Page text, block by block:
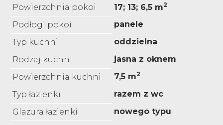
Powierzchnia pokoi 17; 13; 6,5 m2
Podłogi pokoi
panele
Typ kuchni
oddzielna
Rodzaj kuchni
jasna z oknem
Powierzchnia kuchni
7,5 m2
Typ łazienki
razem z wc
Glazura łazienki
nowego typu